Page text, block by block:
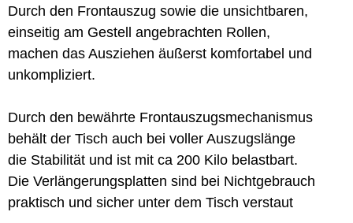
Durch den Frontauszug sowie die unsichtbaren,
einseitig am Gestell angebrachten Rollen,
machen das Ausziehen äußerst komfortabel und
unkompliziert.
Durch den bewährte Frontauszugsmechanismus
behält der Tisch auch bei voller Auszugslänge
die Stabilität und ist mit ca 200 Kilo belastbart.
Die Verlängerungsplatten sind bei Nichtgebrauch
praktisch und sicher unter dem Tisch verstaut